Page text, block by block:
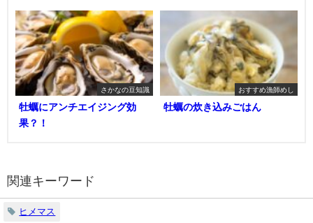
さかなの豆知識
牡蠣にアンチエイジング効
果？！
おすすめ漁師めし
牡蠣の炊き込みごはん
関連キーワード
ヒメマス